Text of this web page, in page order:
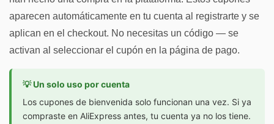
aparecen automáticamente en tu cuenta al registrarte y se
aplican en el checkout. No necesitas un código — se
activan al seleccionar el cupón en la página de pago.
💡 Un solo uso por cuenta
Los cupones de bienvenida solo funcionan una vez. Si ya
compraste en AliExpress antes, tu cuenta ya no los tiene.